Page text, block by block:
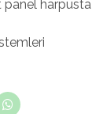
panel harpusta